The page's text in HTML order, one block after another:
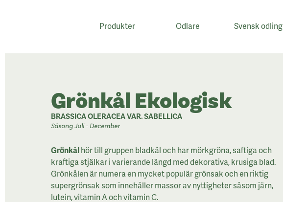
Produkter Odlare Svensk odling
Grönkål Ekologisk
BRASSICA OLERACEA VAR. SABELLICA
Säsong Juli - December
Grönkålhör till gruppen bladkål och har mörkgröna, saftiga och
kraftiga stjälkar i varierande längd med dekorativa, krusiga blad.
Grönkålen är numera en mycket populär grönsak och en riktig
supergrönsak som innehåller massor av nyttigheter såsom järn,
lutein, vitamin A och vitamin C.